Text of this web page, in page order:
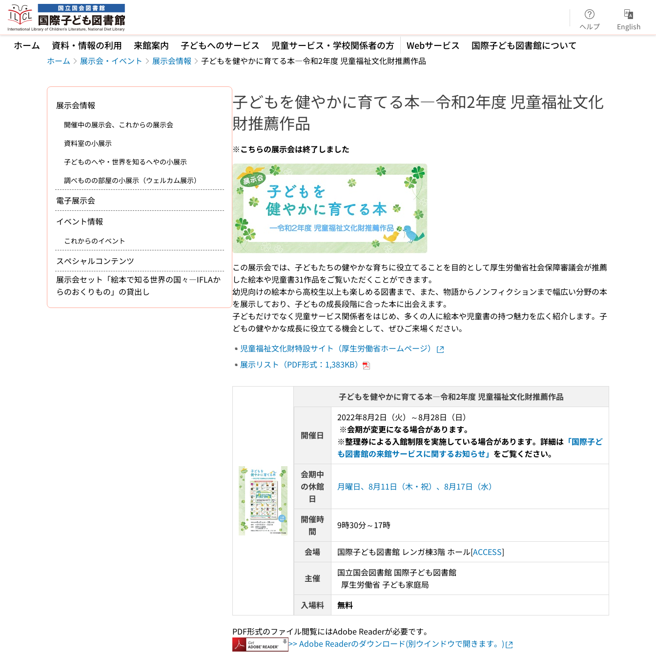
本文へ移動
ヘルプ English
ホーム 資料・情報の利用 来館案内 子どもへのサービス 児童サービス・学校関係者の方 Webサービス 国際子ども図書館について
ホーム 展示会・イベント 展示会情報 子どもを健やかに育てる本―令和2年度 児童福祉文化財推薦作品
子どもを健やかに育てる本―令和2年度 児童福祉文化
財推薦作品
※こちらの展示会は終了しました
この展示会では、子どもたちの健やかな育ちに役立てることを目的として厚生労働省社会保障審議会が推薦
した絵本や児童書31作品をご覧いただくことができます。
幼児向けの絵本から高校生以上も楽しめる図書まで、また、物語からノンフィクションまで幅広い分野の本
を展示しており、子どもの成長段階に合った本に出会えます。
子どもだけでなく児童サービス関係者をはじめ、多くの人に絵本や児童書の持つ魅力を広く紹介します。子
どもの健やかな成長に役立てる機会として、ぜひご来場ください。
児童福祉文化財特設サイト（厚生労働省ホームページ）
展示リスト（PDF形式：1,383KB）
子どもを健やかに育てる本―令和2年度 児童福祉文化財推薦作品
開催日
2022年8月2日（火）～8月28日（日）
※会期が変更になる場合があります。
※整理券による入館制限を実施している場合があります。詳細は「国際子ど
も図書館の来館サービスに関するお知らせ」 をご覧ください。
会期中
の休館
日
月曜日、8月11日（木・祝）、8月17日（水）
開催時
間
9時30分～17時
会場 国際子ども図書館 レンガ棟3階 ホール[ACCESS]
主催
国立国会図書館 国際子ども図書館
  厚生労働省 子ども家庭局
入場料
無料
PDF形式のファイル閲覧にはAdobe Readerが必要です。
>> Adobe Readerのダウンロード(別ウインドウで開きます。)
展示会情報
開催中の展示会、これからの展示会
資料室の小展示
子どものへや・世界を知るへやの小展示
調べものの部屋の小展示（ウェルカム展示）
電子展示会
イベント情報
これからのイベント
スペシャルコンテンツ
展示会セット「絵本で知る世界の国々―IFLAか
らのおくりもの」の貸出し